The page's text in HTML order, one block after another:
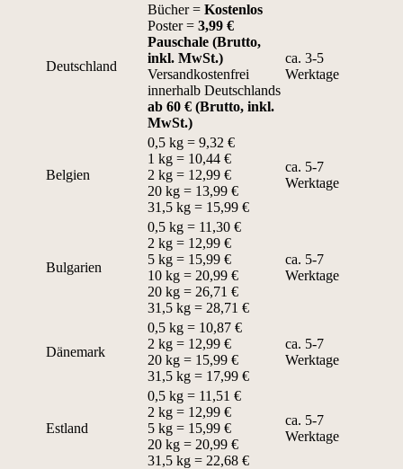
Deutschland
Bücher = Kostenlos
Poster = 3,99 €
Pauschale (Brutto,
inkl. MwSt.)
Versandkostenfrei
innerhalb Deutschlands
ab 60 € (Brutto, inkl.
MwSt.)
ca. 3-5
Werktage
Belgien
0,5 kg = 9,32 €
1 kg = 10,44 €
2 kg = 12,99 €
20 kg = 13,99 €
31,5 kg = 15,99 €
ca. 5-7
Werktage
Bulgarien
0,5 kg = 11,30 €
2 kg = 12,99 €
5 kg = 15,99 €
10 kg = 20,99 €
20 kg = 26,71 €
31,5 kg = 28,71 €
ca. 5-7
Werktage
Dänemark
0,5 kg = 10,87 €
2 kg = 12,99 €
20 kg = 15,99 €
31,5 kg = 17,99 €
ca. 5-7
Werktage
Estland
0,5 kg = 11,51 €
2 kg = 12,99 €
5 kg = 15,99 €
20 kg = 20,99 €
31,5 kg = 22,68 €
ca. 5-7
Werktage